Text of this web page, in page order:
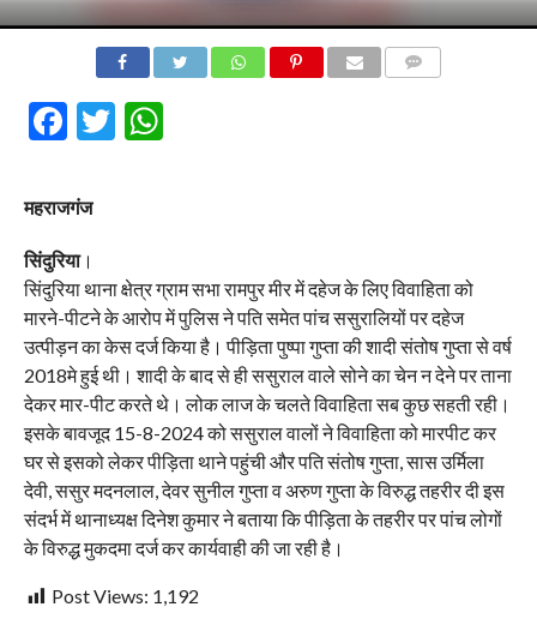
Facebook
Twitter
WhatsApp
महराजगंज
सिंदुरिया।
सिंदुरिया थाना क्षेत्र ग्राम सभा रामपुर मीर में दहेज के लिए विवाहिता को
मारने-पीटने के आरोप में पुलिस ने पति समेत पांच ससुरालियों पर दहेज
उत्पीड़न का केस दर्ज किया है। पीड़िता पुष्पा गुप्ता की शादी संतोष गुप्ता से वर्ष
2018मे हुई थी। शादी के बाद से ही ससुराल वाले सोने का चेन न देने पर ताना
देकर मार-पीट करते थे। लोक लाज के चलते विवाहिता सब कुछ सहती रही।
इसके बावजूद 15-8-2024 को ससुराल वालों ने विवाहिता को मारपीट कर
घर से इसको लेकर पीड़िता थाने पहुंची और पति संतोष गुप्ता, सास उर्मिला
देवी, ससुर मदनलाल, देवर सुनील गुप्ता व अरुण गुप्ता के विरुद्ध तहरीर दी इस
संदर्भ में थानाध्यक्ष दिनेश कुमार ने बताया कि पीड़िता के तहरीर पर पांच लोगों
के विरुद्ध मुकदमा दर्ज कर कार्यवाही की जा रही है।
Post Views: 1,192